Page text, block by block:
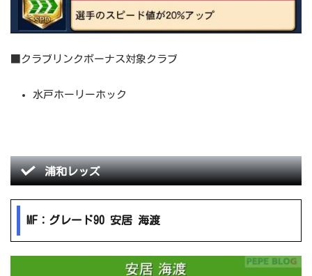
■クラブリンクボーナス対象クラブ
水戸ホーリーホック
浦和レッズ
MF：グレード90 安居 海渡